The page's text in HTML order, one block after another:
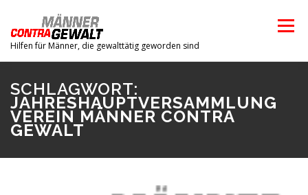
springen
Hilfen für Männer, die gewalttätig geworden sind
Menü
HOME WIR ÜBER UNS
ANTI-AGGRESSIVITÄT
SCHLAGWORT:
JAHRESHAUPTVERSAMMLUNG
VEREIN MÄNNER CONTRA
GEWALT